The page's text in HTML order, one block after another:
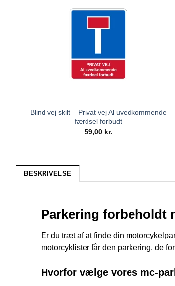
Blind vej skilt – Privat vej Al uvedkommende
færdsel forbudt
59,00 kr.
BESKRIVELSE
Parkering forbeholdt
Er du træt af at finde din
motorcyklister får den parkering, de
Hvorfor vælge vores mc-